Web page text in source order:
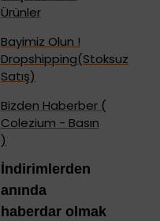
Ürünler
Bayimiz Olun !
Dropshipping(Stoksuz
Satış)
Bizden Haberber (
Colezium - Basın
)
İndirimlerden
anında
haberdar olmak